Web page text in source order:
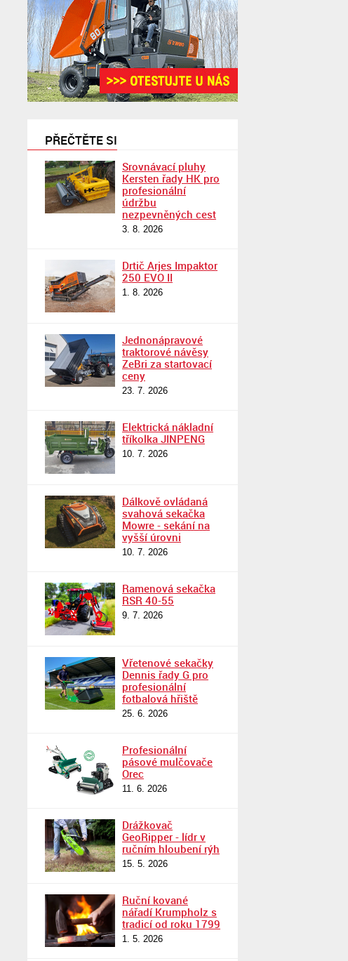
PŘEČTĚTE SI
Srovnávací pluhy
Kersten řady HK pro
profesionální
údržbu
nezpevněných cest
3. 8. 2026
Drtič Arjes Impaktor
250 EVO II
1. 8. 2026
Jednonápravové
traktorové návěsy
ZeBri za startovací
ceny
23. 7. 2026
Elektrická nákladní
tříkolka JINPENG
10. 7. 2026
Dálkově ovládaná
svahová sekačka
Mowre - sekání na
vyšší úrovni
10. 7. 2026
Ramenová sekačka
RSR 40-55
9. 7. 2026
Vřetenové sekačky
Dennis řady G pro
profesionální
fotbalová hřiště
25. 6. 2026
Profesionální
pásové mulčovače
Orec
11. 6. 2026
Drážkovač
GeoRipper - lídr v
ručním hloubení rýh
15. 5. 2026
Ruční kované
nářadí Krumpholz s
tradicí od roku 1799
1. 5. 2026